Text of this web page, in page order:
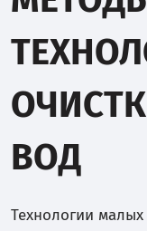
ВОД
Технологии